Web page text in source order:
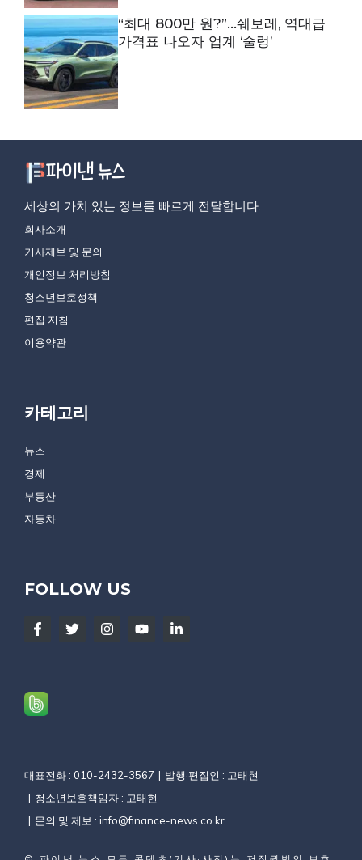
“최대 800만 원?”…쉐보레, 역대급
가격표 나오자 업계 ‘술렁’
세상의 가치 있는 정보를 빠르게 전달합니다.
회사소개
기사제보 및 문의
개인정보 처리방침
청소년보호정책
편집 지침
이용약관
카테고리
뉴스
경제
부동산
자동차
FOLLOW US
대표전화 : 010-2432-3567
발행·편집인 : 고태현
청소년보호책임자 : 고태현
문의 및 제보 : info@finance-news.co.kr